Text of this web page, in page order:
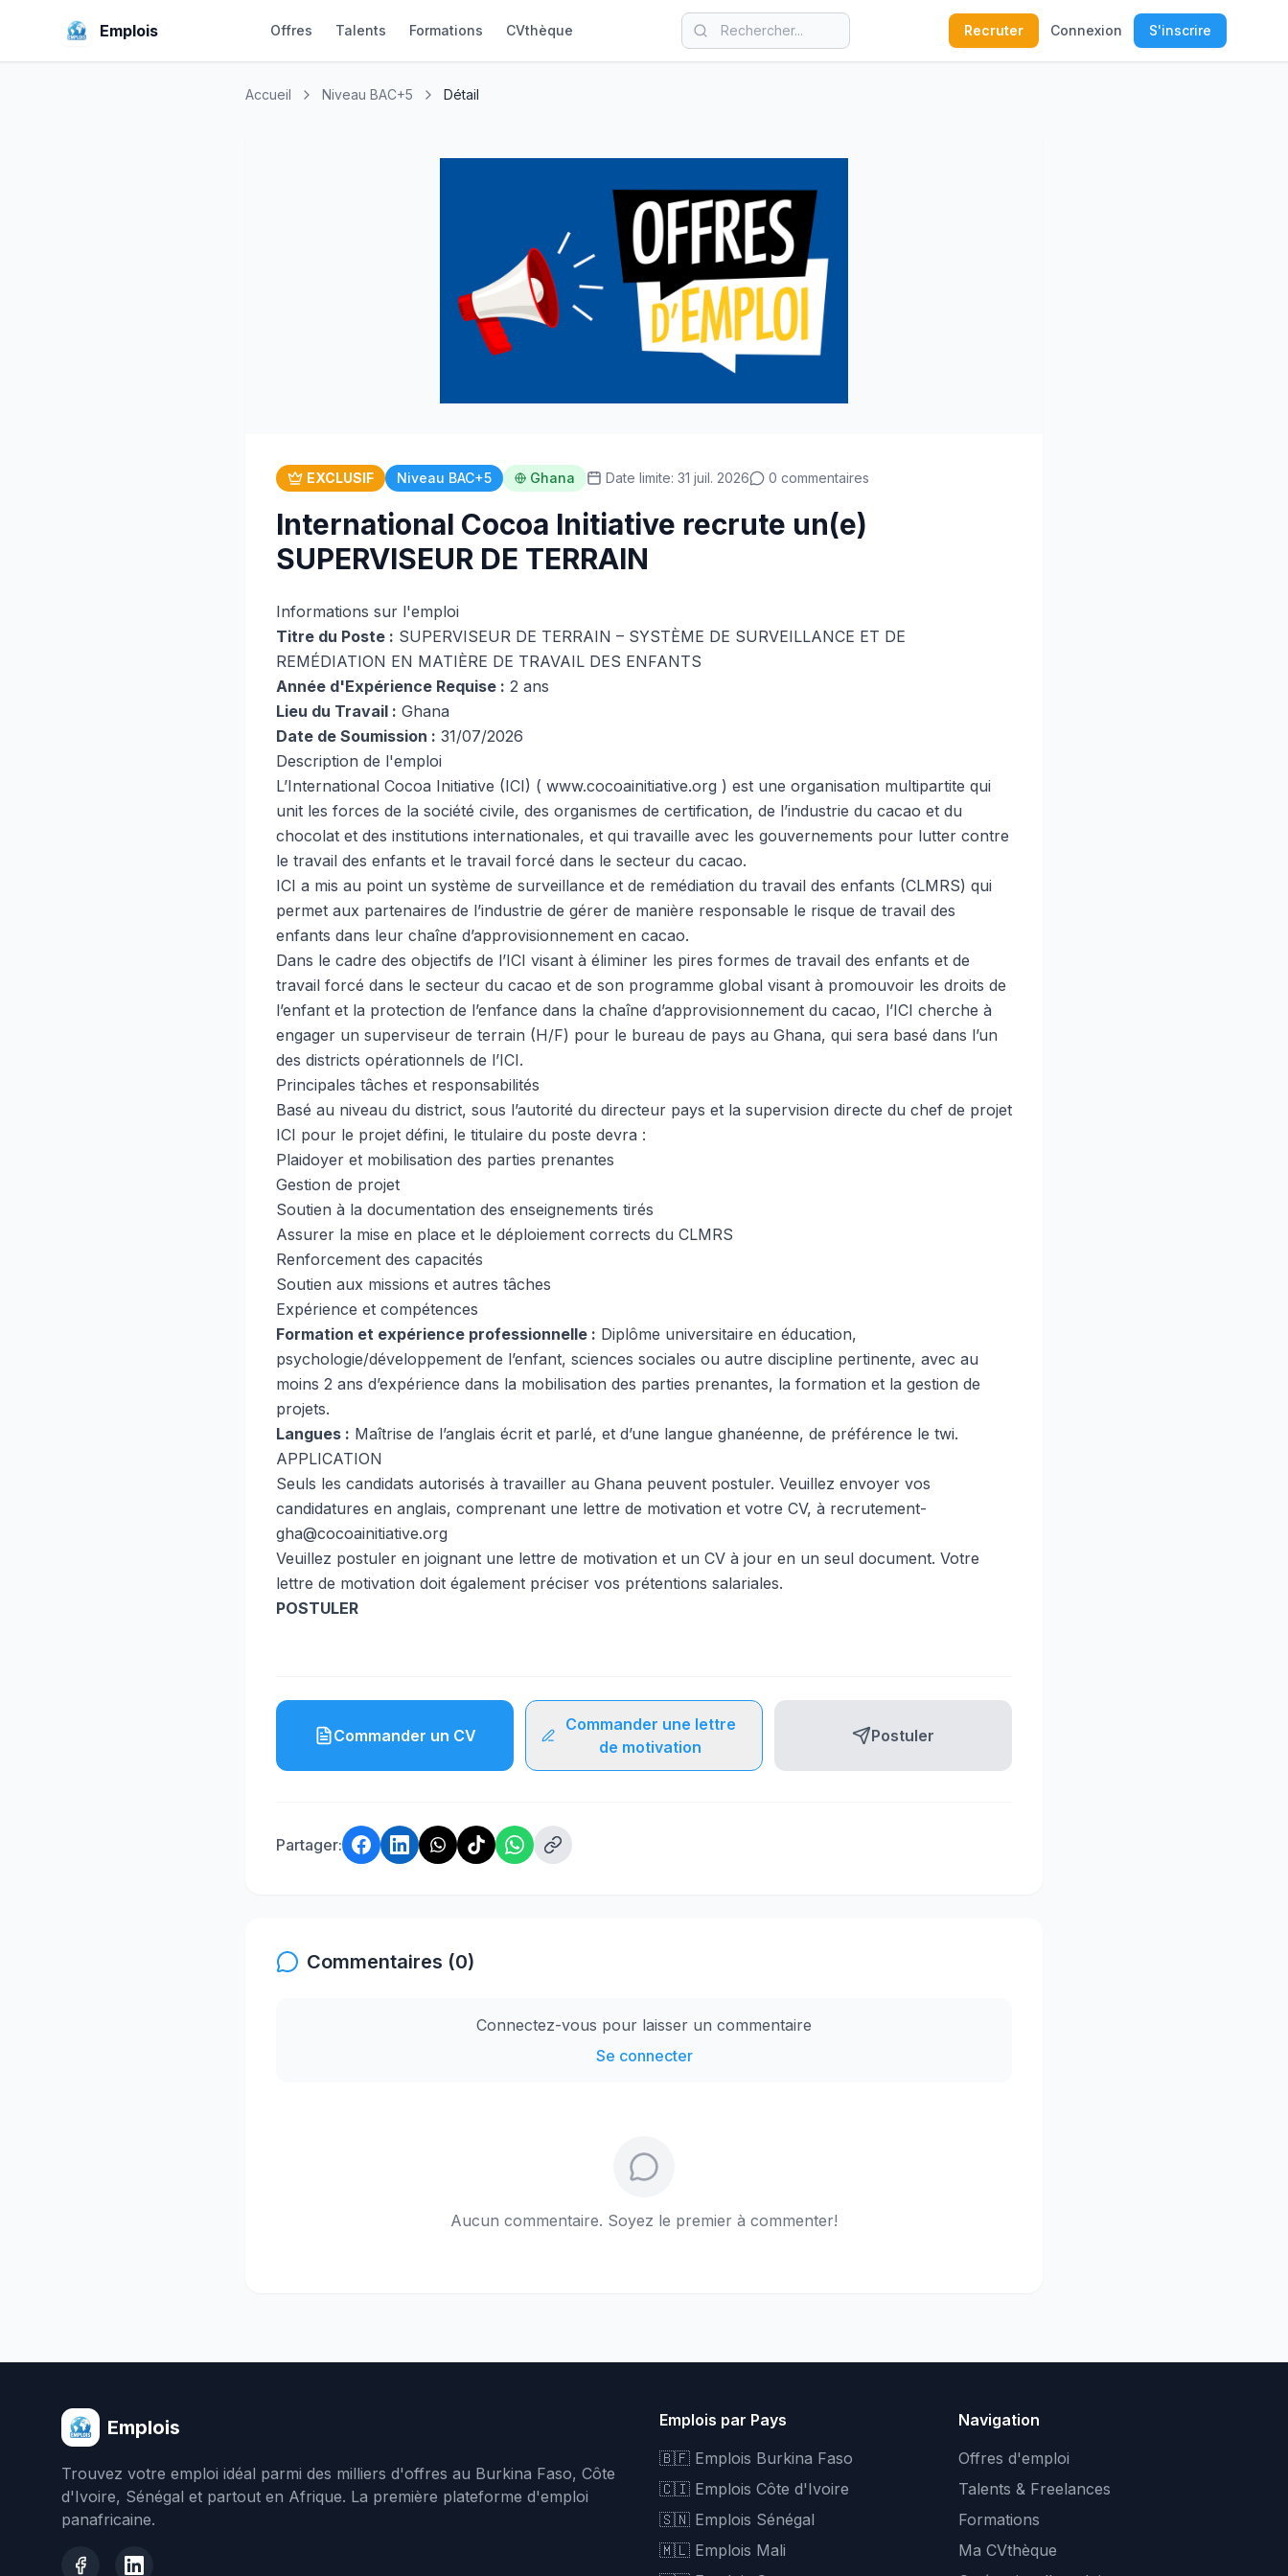
Emplois Offres Talents Formations CVthèque Recruter Connexion S'inscrire
Accueil Niveau BAC+5 Détail
EXCLUSIF Niveau BAC+5 Ghana Date limite: 31 juil. 2026 0 commentaires
International Cocoa Initiative recrute un(e)
SUPERVISEUR DE TERRAIN
Informations sur l'emploi
Titre du Poste : SUPERVISEUR DE TERRAIN – SYSTÈME DE SURVEILLANCE ET DE
REMÉDIATION EN MATIÈRE DE TRAVAIL DES ENFANTS
Année d'Expérience Requise : 2 ans
Lieu du Travail : Ghana
Date de Soumission : 31/07/2026
Description de l'emploi
L’International Cocoa Initiative (ICI) ( www.cocoainitiative.org ) est une organisation multipartite qui
unit les forces de la société civile, des organismes de certification, de l’industrie du cacao et du
chocolat et des institutions internationales, et qui travaille avec les gouvernements pour lutter contre
le travail des enfants et le travail forcé dans le secteur du cacao.
ICI a mis au point un système de surveillance et de remédiation du travail des enfants (CLMRS) qui
permet aux partenaires de l’industrie de gérer de manière responsable le risque de travail des
enfants dans leur chaîne d’approvisionnement en cacao.
Dans le cadre des objectifs de l’ICI visant à éliminer les pires formes de travail des enfants et de
travail forcé dans le secteur du cacao et de son programme global visant à promouvoir les droits de
l’enfant et la protection de l’enfance dans la chaîne d’approvisionnement du cacao, l’ICI cherche à
engager un superviseur de terrain (H/F) pour le bureau de pays au Ghana, qui sera basé dans l’un
des districts opérationnels de l’ICI.
Principales tâches et responsabilités
Basé au niveau du district, sous l’autorité du directeur pays et la supervision directe du chef de projet
ICI pour le projet défini, le titulaire du poste devra :
Plaidoyer et mobilisation des parties prenantes
Gestion de projet
Soutien à la documentation des enseignements tirés
Assurer la mise en place et le déploiement corrects du CLMRS
Renforcement des capacités
Soutien aux missions et autres tâches
Expérience et compétences
Formation et expérience professionnelle : Diplôme universitaire en éducation,
psychologie/développement de l’enfant, sciences sociales ou autre discipline pertinente, avec au
moins 2 ans d’expérience dans la mobilisation des parties prenantes, la formation et la gestion de
projets.
Langues : Maîtrise de l’anglais écrit et parlé, et d’une langue ghanéenne, de préférence le twi.
APPLICATION
Seuls les candidats autorisés à travailler au Ghana peuvent postuler. Veuillez envoyer vos
candidatures en anglais, comprenant une lettre de motivation et votre CV, à recrutement-
gha@cocoainitiative.org
Veuillez postuler en joignant une lettre de motivation et un CV à jour en un seul document. Votre
lettre de motivation doit également préciser vos prétentions salariales.
POSTULER
Commander un CV
Commander une lettre
de motivation
Postuler
Partager:
Commentaires (0)
Connectez-vous pour laisser un commentaire
Se connecter
Aucun commentaire. Soyez le premier à commenter!
Emplois
Trouvez votre emploi idéal parmi des milliers d'offres au Burkina Faso, Côte
d'Ivoire, Sénégal et partout en Afrique. La première plateforme d'emploi
panafricaine.
Emplois par Pays
🇧🇫 Emplois Burkina Faso
🇨🇮 Emplois Côte d'Ivoire
🇸🇳 Emplois Sénégal
🇲🇱 Emplois Mali
Navigation
Offres d'emploi
Talents & Freelances
Formations
Ma CVthèque